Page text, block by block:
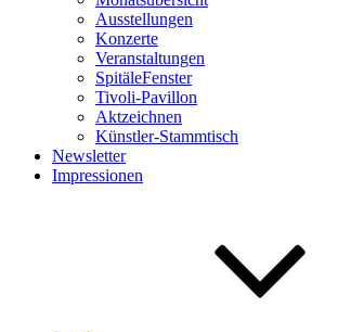
Ausstellungen
Konzerte
Veranstaltungen
SpitäleFenster
Tivoli-Pavillon
Aktzeichnen
Künstler-Stammtisch
Newsletter
Impressionen